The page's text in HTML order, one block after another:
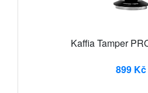
Kaffia Tamper
899 Kč